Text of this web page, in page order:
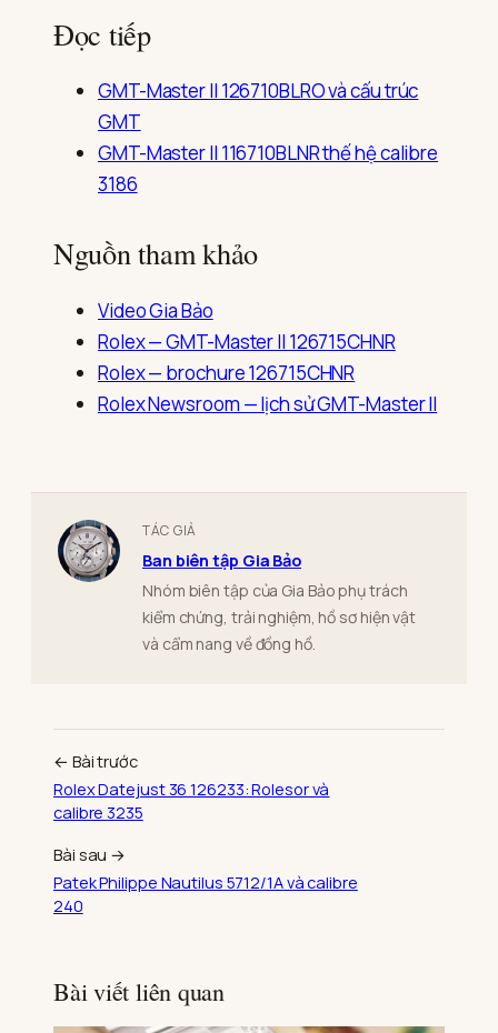
Đọc tiếp
GMT-Master II 126710BLRO và cấu trúc
GMT
GMT-Master II 116710BLNR thế hệ calibre
3186
Nguồn tham khảo
Video Gia Bảo
Rolex — GMT-Master II 126715CHNR
Rolex — brochure 126715CHNR
Rolex Newsroom — lịch sử GMT-Master II
TÁC GIẢ
Ban biên tập Gia Bảo
Nhóm biên tập của Gia Bảo phụ trách
kiểm chứng, trải nghiệm, hồ sơ hiện vật
và cẩm nang về đồng hồ.
← Bài trước
Rolex Datejust 36 126233: Rolesor và
calibre 3235
Bài sau →
Patek Philippe Nautilus 5712/1A và calibre
240
Bài viết liên quan